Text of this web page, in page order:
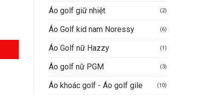
Áo golf giữ nhiệt (2)
Áo Golf kid nam Noressy (6)
Áo Golf nữ Hazzy (1)
Áo golf nữ PGM (3)
Áo khoác golf - Áo golf gile (10)